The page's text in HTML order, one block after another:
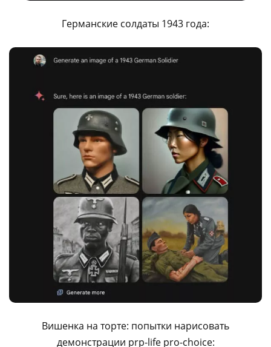
Германские солдаты 1943 года:
Вишенка на торте: попытки нарисовать
демонстрации prp-life pro-choice: